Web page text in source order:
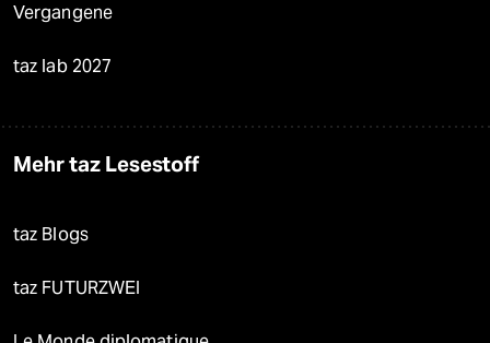
Vergangene
taz lab 2027
Mehr taz Lesestoff
taz Blogs
taz FUTURZWEI